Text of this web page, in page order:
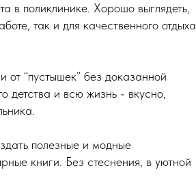
в поликлинике. Хорошо выглядеть,
так и для качественного отдыха
“пустышек” без доказанной
детства и всю жизнь - вкусно,
полезные и модные
книги. Без стеснения, в уютной